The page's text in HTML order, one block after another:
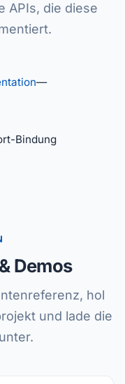
APIs, die diese
—
Bindung
Demos
hol
und lade die